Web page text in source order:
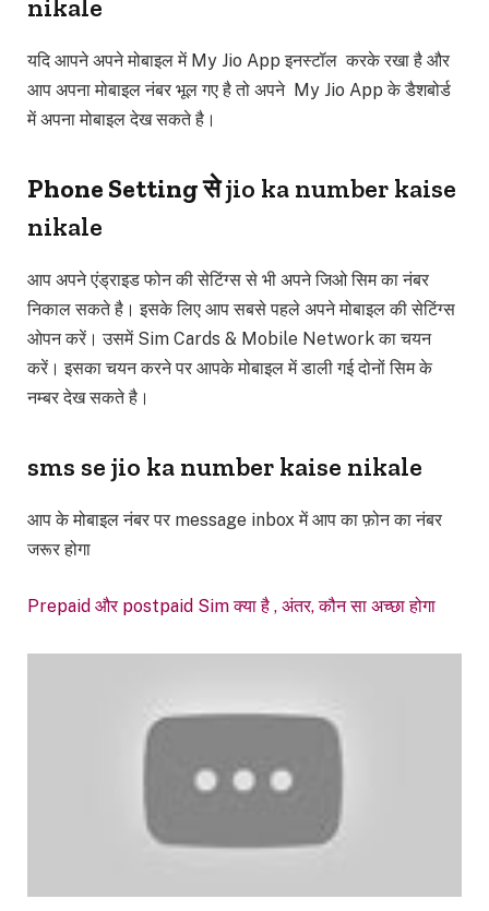
nikale
यदि आपने अपने मोबाइल में My Jio App इनस्टॉल करके रखा है और
आप अपना मोबाइल नंबर भूल गए है तो अपने My Jio App के डैशबोर्ड
में अपना मोबाइल देख सकते है।
Phone Setting सेjio ka number kaise
nikale
आप अपने एंड्राइड फोन की सेटिंग्स से भी अपने जिओ सिम का नंबर
निकाल सकते है। इसके लिए आप सबसे पहले अपने मोबाइल की सेटिंग्स
ओपन करें। उसमें Sim Cards & Mobile Network का चयन
करें। इसका चयन करने पर आपके मोबाइल में डाली गई दोनों सिम के
नम्बर देख सकते है।
sms se jio ka number kaise nikale
आप के मोबाइल नंबर पर message inbox में आप का फ़ोन का नंबर
जरूर होगा
Prepaid और postpaid Sim क्या है , अंतर, कौन सा अच्छा होगा